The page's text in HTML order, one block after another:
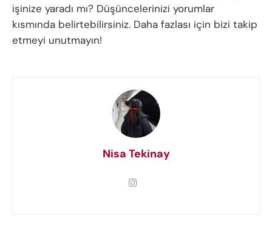
işinize yaradı mı? Düşüncelerinizi yorumlar
kısmında belirtebilirsiniz. Daha fazlası için bizi takip
etmeyi unutmayın!
Nisa Tekinay